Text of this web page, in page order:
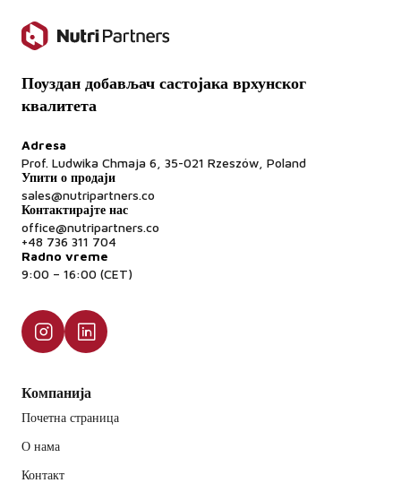
Поуздан добављач састојака врхунског
квалитета
Adresa
Prof. Ludwika Chmaja 6, 35-021 Rzeszów, Poland
Упити о продаји
sales@nutripartners.co
Контактирајте нас
office@nutripartners.co
+48 736 311 704
Radno vreme
9:00 – 16:00 (CET)
Компанија
Почетна страница
О нама
Контакт